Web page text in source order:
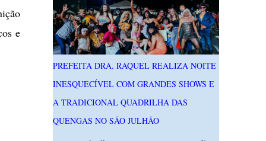
e
na manhã deste sábado (1º), na RN-118,
entre Macau e Pendências. Segundo a Polícia
Militar, dois carros que seguiam em sentidos
opostos bateram de frente. Um dos
condutores apresentava sinais de
embriaguez, foi levado ao Hospital Regional
Tarcísio Maia, em Mossoró, e autuado em
flagrante. O exame pericial para confirmar a
presença de álcool no organismo está em
PREFEITA DRA. RAQUEL REALIZA NOITE
INESQUECÍVEL COM GRANDES SHOWS E
A TRADICIONAL QUADRILHA DAS
QUENGAS NO SÃO JULHÃO